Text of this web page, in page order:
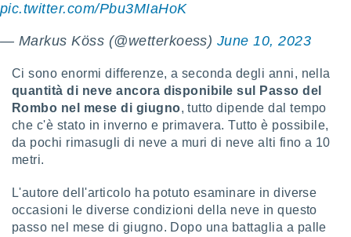
del
delle
dei
e degli
nostri
pic.twitter.com/Pbu3MIaHoK
— Markus Köss (@wetterkoess) June 10, 2023
Ci sono enormi differenze, a seconda degli anni, nella
quantità di neve ancora disponibile sul Passo del
Rombo nel mese di giugno, tutto dipende dal tempo
che c'è stato in inverno e primavera. Tutto è possibile,
da pochi rimasugli di neve a muri di neve alti fino a 10
metri.
L'autore dell'articolo ha potuto esaminare in diverse
occasioni le diverse condizioni della neve in questo
passo nel mese di giugno. Dopo una battaglia a palle